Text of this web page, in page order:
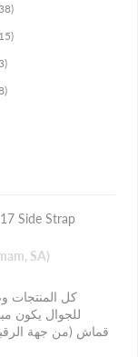
17 Side Strap
SA)
كل المنتجات
للجوال يكون
قماش (من جهة